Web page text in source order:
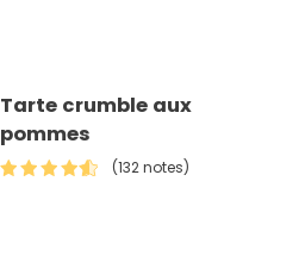
Tarte crumble aux
pommes
(132 notes)